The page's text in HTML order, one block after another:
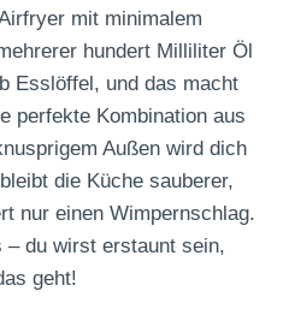
mit minimalem
hundert Milliliter Öl
Esslöffel, und das macht
perfekte Kombination aus
Außen wird dich
die Küche sauberer,
nur einen Wimpernschlag.
– du wirst erstaunt sein,
geht!